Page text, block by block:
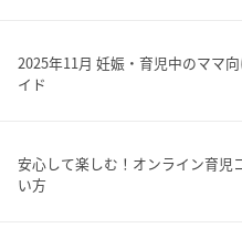
2025年11月 妊娠・育児中のママ
イド
安心して楽しむ！オンライン育児
い方